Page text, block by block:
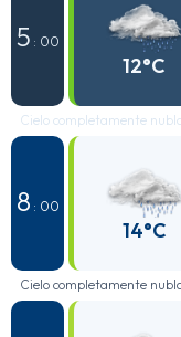
5 : 00
12°C
Cielo completamente
8 : 00
14°C
Cielo completamente